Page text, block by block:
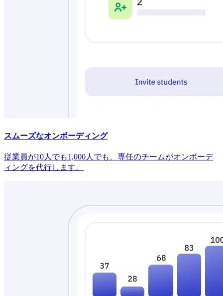
スムーズなオンボーディング
従業員が10人でも1,000人でも、専任のチームがオンボーデ
ィングを代行します。